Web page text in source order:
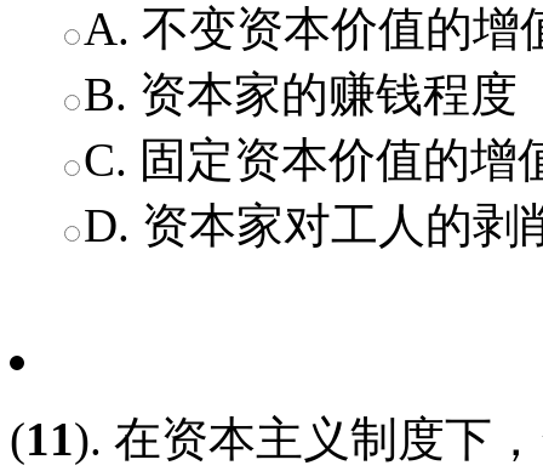
A. 不变资本价值的增
B. 资本家的赚钱程度
C. 固定资本价值的增
D. 资本家对工人的剥
(11). 在资本主义制度下